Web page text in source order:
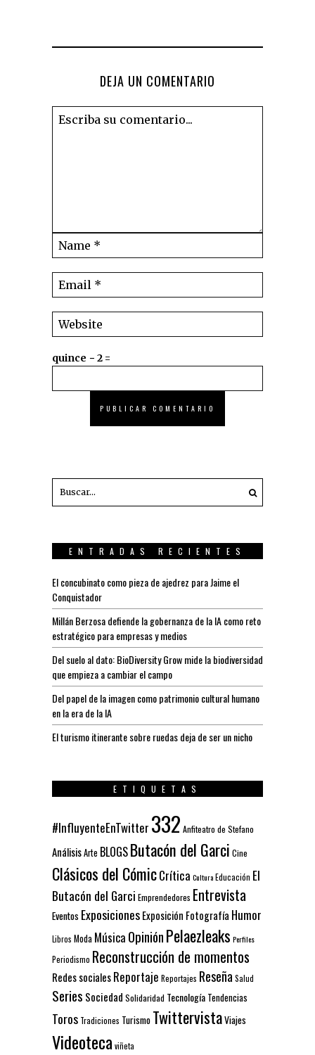
DEJA UN COMENTARIO
quince − 2 =
ENTRADAS RECIENTES
El concubinato como pieza de ajedrez para Jaime el
Conquistador
Millán Berzosa defiende la gobernanza de la IA como reto
estratégico para empresas y medios
Del suelo al dato: BioDiversity Grow mide la biodiversidad
que empieza a cambiar el campo
Del papel de la imagen como patrimonio cultural humano
en la era de la IA
El turismo itinerante sobre ruedas deja de ser un nicho
ETIQUETAS
#InfluyenteEnTwitter 332 Anfiteatro de Stefano
AnálisisArte BLOGSButacón del Garci Cine
Clásicos del CómicCrítica CulturaEducación El
Butacón del Garci Emprendedores Entrevista
Eventos ExposicionesExposición Fotografía Humor
Libros Moda Música OpiniónPelaezleaks Perfiles
Periodismo Reconstrucción de momentos
Redes socialesReportaje Reportajes Reseña Salud
Series Sociedad Solidaridad Tecnología Tendencias
Toros Tradiciones Turismo TwittervistaViajes
Videoteca viñeta